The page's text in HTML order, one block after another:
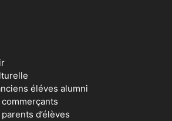
éléves alumni
d’élèves